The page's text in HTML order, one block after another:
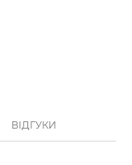
ВІДГУКИ